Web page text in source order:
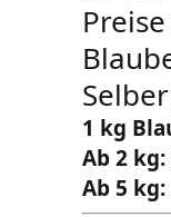
1 kg
Ab 2
Ab 5